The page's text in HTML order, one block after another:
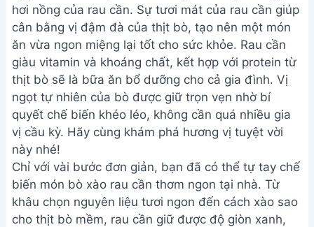
hơi nồng của rau cần. Sự tươi mát của rau cần giúp
cân bằng vị đậm đà của thịt bò, tạo nên một món
ăn vừa ngon miệng lại tốt cho sức khỏe. Rau cần
giàu vitamin và khoáng chất, kết hợp với protein từ
thịt bò sẽ là bữa ăn bổ dưỡng cho cả gia đình. Vị
ngọt tự nhiên của bò được giữ trọn vẹn nhờ bí
quyết chế biến khéo léo, không cần quá nhiều gia
vị cầu kỳ. Hãy cùng khám phá hương vị tuyệt vời
này nhé!
Chỉ với vài bước đơn giản, bạn đã có thể tự tay chế
biến món bò xào rau cần thơm ngon tại nhà. Từ
khâu chọn nguyên liệu tươi ngon đến cách xào sao
cho thịt bò mềm, rau cần giữ được độ giòn xanh,